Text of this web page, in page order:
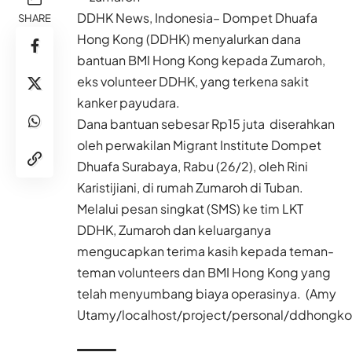
SHARE
DDHK News, Indonesia– Dompet Dhuafa
Hong Kong (DDHK) menyalurkan dana
bantuan BMI Hong Kong kepada Zumaroh,
eks volunteer DDHK, yang terkena sakit
kanker payudara.
Dana bantuan sebesar Rp15 juta diserahkan
oleh perwakilan Migrant Institute Dompet
Dhuafa Surabaya, Rabu (26/2), oleh Rini
Karistijiani, di rumah Zumaroh di Tuban.
Melalui pesan singkat (SMS) ke tim LKT
DDHK,Zumaroh dan keluarganya
mengucapkan terima kasih kepada teman-
teman volunteers dan BMI Hong Kong yang
telah menyumbang biaya operasinya. (Amy
Utamy/localhost/project/personal/